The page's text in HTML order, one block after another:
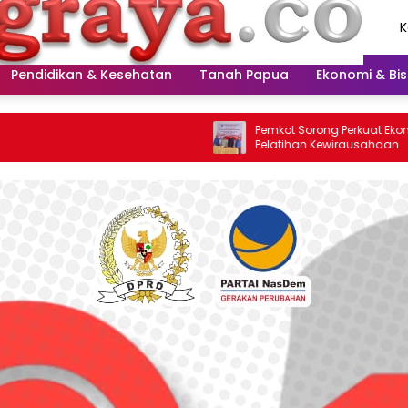
Pendidikan & Kesehatan Tanah Papua Ekonomi &
Pemkot Sorong Perkuat Ekonomi Melalui
Pelatihan Kewirausahaan